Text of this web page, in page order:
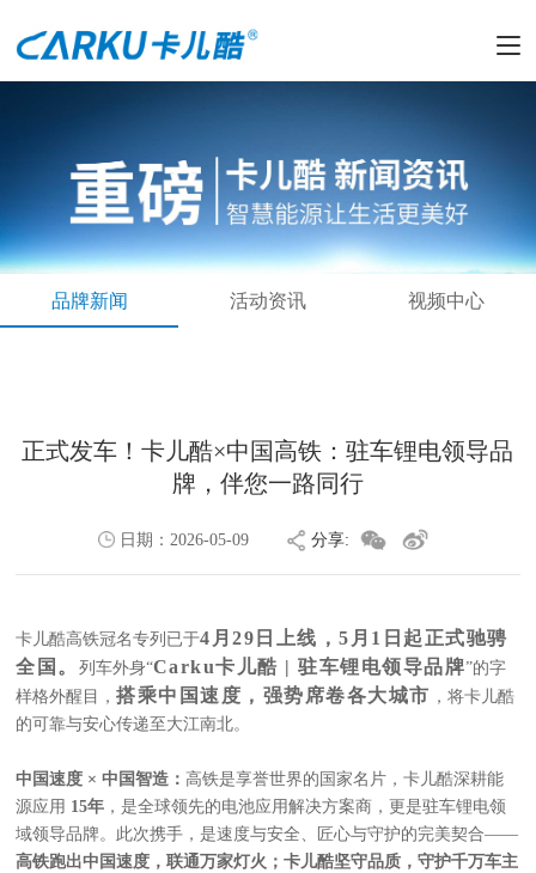
品牌新闻 活动资讯 视频中心
正式发车！卡儿酷×中国高铁：驻车锂电领导品
牌，伴您一路同行
日期： 2026-05-09 分享:
卡儿酷高铁冠名专列已于4月29日上线，5月1日起正式驰骋
全国。 列车外身“Carku卡儿酷 | 驻车锂电领导品牌”的字
样格外醒目，搭乘中国速度，强势席卷各大城市 ，将卡儿酷
的可靠与安心传递至大江南北。
中国速度 × 中国智造： 高铁是享誉世界的国家名片，卡儿酷深耕能
源应用 15年 ，是全球领先的电池应用解决方案商，更是驻车锂电领
域领导品牌。此次携手，是速度与安全、匠心与守护的完美契合——
高铁跑出中国速度，联通万家灯火；卡儿酷坚守品质，守护千万车主